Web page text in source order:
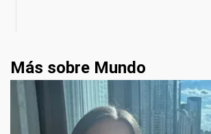
Más sobre Mundo